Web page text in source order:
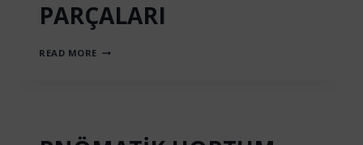
PARÇALARI
READ MORE PNÖMATIK